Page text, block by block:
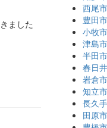
ました
西尾市
豊田市
小牧市
津島市
半田市
春日
岩倉市
知立市
長久手
田原市